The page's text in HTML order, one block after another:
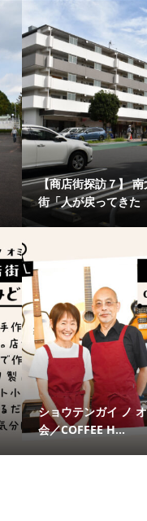
【商店街探訪７】
街「人が戻ってきた
ショウテンガイ ノ
会／COFFEE H...